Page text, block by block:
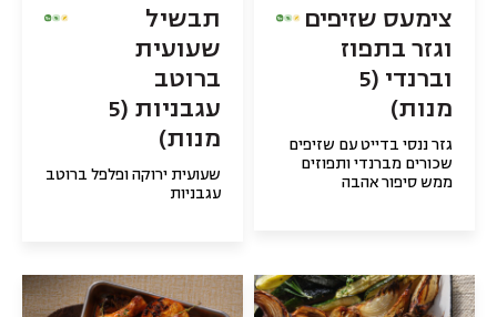
צימעס שזיפים
וגזר בתפוז
וברנדי (5
מנות)
גזר ננסי בדייט עם שזיפים
שכורים מברנדי ותפוזים
ממש סיפור אהבה
תבשיל
שעועית
ברוטב
עגבניות (5
מנות)
שעועית ירוקה ופלפל ברוטב
עגבניות